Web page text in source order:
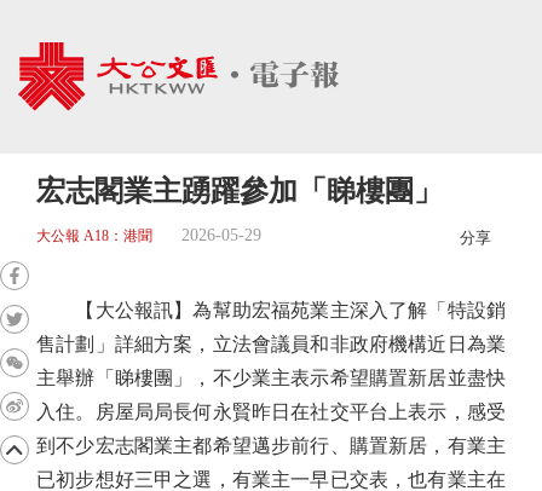
宏志閣業主踴躍參加「睇樓團」
大公報 A18：港聞 2026-05-29 分享
【大公報訊】為幫助宏福苑業主深入了解「特設銷
售計劃」詳細方案，立法會議員和非政府機構近日為業
主舉辦「睇樓團」，不少業主表示希望購置新居並盡快
入住。房屋局局長何永賢昨日在社交平台上表示，感受
到不少宏志閣業主都希望邁步前行、購置新居，有業主
已初步想好三甲之選，有業主一早已交表，也有業主在